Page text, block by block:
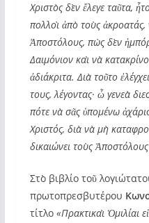
Χριστὸς δὲν ἔλεγε ταῦτα,
πολλοὶ ἀπὸ τοὺς
Ἀποστόλους, πὼς δὲν
Δαιμόνιον καὶ νὰ
ἀδιάκριτα. Διὰ τοῦτο
τους, λέγοντας· ὦ γενεὰ
πότε νὰ σᾶς ὑπομένω
Χριστός, διὰ νὰ μὴ
δικαιώνει τοὺς
Στὸ βιβλίο τοῦ
πρωτοπρεσβυτέρου
τίτλο «Πρακτικαὶ Ὁμιλίαι